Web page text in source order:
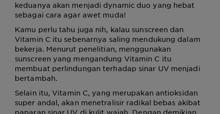
keduanya akan menjadi dynamic duo yang hebat
sebagai cara agar awet muda!
Kamu perlu tahu juga nih, kalau sunscreen dan
Vitamin C itu sebenarnya saling mendukung dalam
bekerja. Menurut penelitian, menggunakan
sunscreen yang mengandung Vitamin C itu
membuat perlindungan terhadap sinar UV menjadi
bertambah.
Selain itu, Vitamin C, yang merupakan antioksidan
super andal, akan menetralisir radikal bebas akibat
paparan sinar UV di kulit wajah. Dengan demikian,